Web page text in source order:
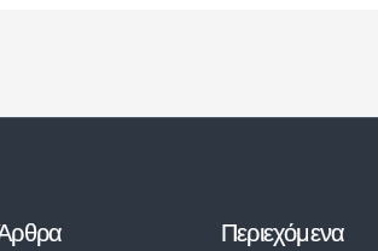
Περιεχόμενα